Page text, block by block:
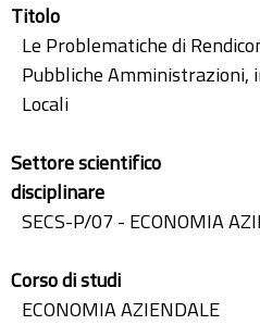
Titolo
Le Problematiche di
Pubbliche Amministrazioni,
Locali
Settore scientifico
disciplinare
SECS-P/07 - ECONOMIA
Corso di studi
ECONOMIA AZIENDALE